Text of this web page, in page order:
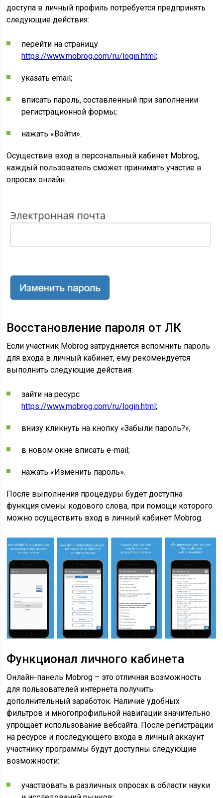
доступа в личный профиль потребуется предпринять
следующие действия:
перейти на страницу
https://www.mobrog.com/ru/login.html;
указать email;
вписать пароль, составленный при заполнении
регистрационной формы;
нажать «Войти».
Осуществив вход в персональный кабинет Mobrog,
каждый пользователь сможет принимать участие в
опросах онлайн.
Восстановление пароля от ЛК
Если участник Mobrog затрудняется вспомнить пароль
для входа в личный кабинет, ему рекомендуется
выполнить следующие действия:
зайти на ресурс
https://www.mobrog.com/ru/login.html;
внизу кликнуть на кнопку «Забыли пароль?»;
в новом окне вписать e-mail;
нажать «Изменить пароль».
После выполнения процедуры будет доступна
функция смены кодового слова, при помощи которого
можно осуществить вход в личный кабинет Mobrog.
Функционал личного кабинета
Онлайн-панель Mobrog – это отличная возможность
для пользователей интернета получить
дополнительный заработок. Наличие удобных
фильтров и многопрофильной навигации значительно
упрощает использование вебсайта. После регистрации
на ресурсе и последующего входа в личный аккаунт
участнику программы будут доступны следующие
возможности:
участвовать в различных опросах в области науки